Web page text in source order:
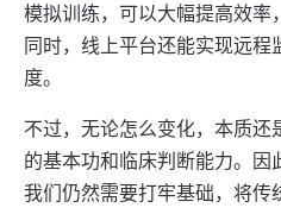
模拟训练，可以大幅提高效率
同时，线上平台还能实现远程
度。
不过，无论怎么变化，本质还
的基本功和临床判断能力。因
我们仍然需要打牢基础，将传